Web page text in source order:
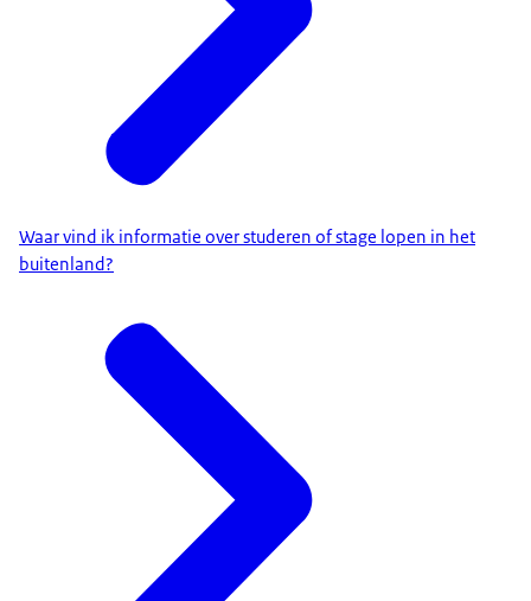
Waar vind ik informatie over studeren of stage lopen in het
buitenland?